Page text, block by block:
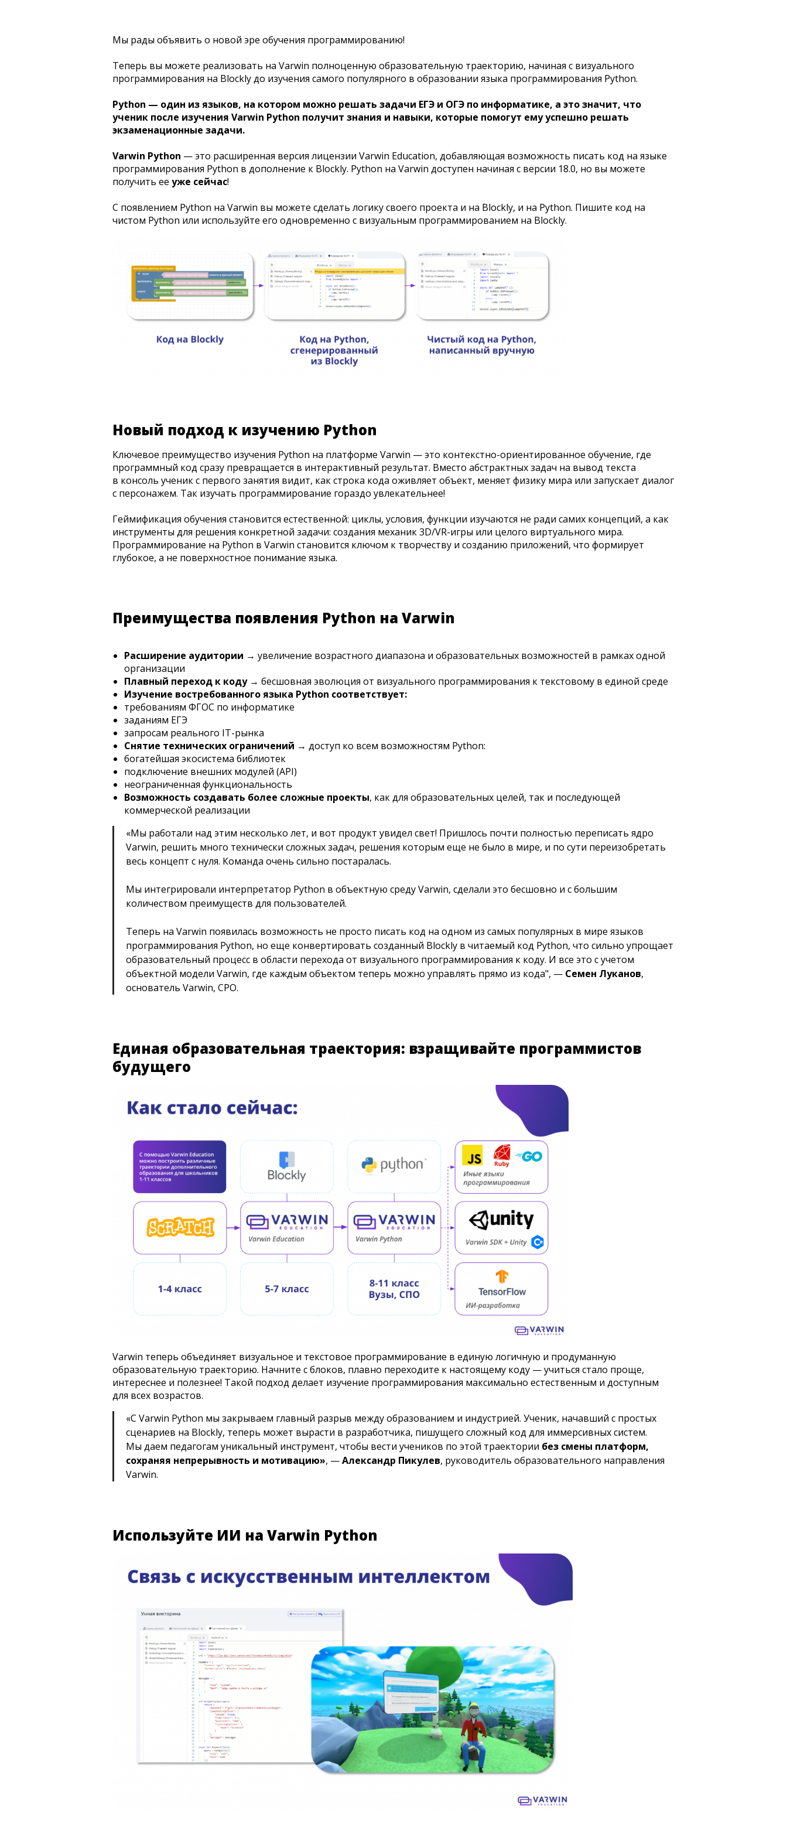
Мы рады объявить о новой эре обучения программированию!
Теперь вы можете реализовать на Varwin полноценную образовательную траекторию, начиная с визуального
программирования на Blockly до изучения самого популярного в образовании языка программирования Python.
Python — один из языков, на котором можно решать задачи ЕГЭ и ОГЭ по информатике, а это значит, что
ученик после изучения Varwin Python получит знания и навыки, которые помогут ему успешно решать
экзаменационные задачи.
Varwin Python — это расширенная версия лицензии Varwin Education, добавляющая возможность писать код на языке
программирования Python в дополнение к Blockly. Python на Varwin доступен начиная с версии 18.0, но вы можете
получить ее уже сейчас!
С появлением Python на Varwin вы можете сделать логику своего проекта и на Blockly, и на Python. Пишите код на
чистом Python или используйте его одновременно с визуальным программированием на Blockly.
Новый подход к изучению Python
Ключевое преимущество изучения Python на платформе Varwin — это контекстно-ориентированное обучение, где
программный код сразу превращается в интерактивный результат. Вместо абстрактных задач на вывод текста
в консоль ученик с первого занятия видит, как строка кода оживляет объект, меняет физику мира или запускает диалог
с персонажем. Так изучать программирование гораздо увлекательнее!
Геймификация обучения становится естественной: циклы, условия, функции изучаются не ради самих концепций, а как
инструменты для решения конкретной задачи: создания механик 3D/VR-игры или целого виртуального мира.
Программирование на Python в Varwin становится ключом к творчеству и созданию приложений, что формирует
глубокое, а не поверхностное понимание языка.
Преимущества появления Python на Varwin
Расширение аудитории → увеличение возрастного диапазона и образовательных возможностей в рамках одной
организации
Плавный переход к коду → бесшовная эволюция от визуального программирования к текстовому в единой среде
Изучение востребованного языка Python соответствует:
требованиям ФГОС по информатике
заданиям ЕГЭ
запросам реального IT-рынка
Снятие технических ограничений → доступ ко всем возможностям Python:
богатейшая экосистема библиотек
подключение внешних модулей (API)
неограниченная функциональность
Возможность создавать более сложные проекты, как для образовательных целей, так и последующей
коммерческой реализации
«Мы работали над этим несколько лет, и вот продукт увидел свет! Пришлось почти полностью переписать ядро
Varwin, решить много технически сложных задач, решения которым еще не было в мире, и по сути переизобретать
весь концепт с нуля. Команда очень сильно постаралась.
Мы интегрировали интерпретатор Python в объектную среду Varwin, сделали это бесшовно и с большим
количеством преимуществ для пользователей.
Теперь на Varwin появилась возможность не просто писать код на одном из самых популярных в мире языков
программирования Python, но еще конвертировать созданный Blockly в читаемый код Python, что сильно упрощает
образовательный процесс в области перехода от визуального программирования к коду. И все это с учетом
объектной модели Varwin, где каждым объектом теперь можно управлять прямо из кода", — Семен Луканов,
основатель Varwin, CPO.
Единая образовательная траектория: взращивайте программистов
будущего
Varwin теперь объединяет визуальное и текстовое программирование в единую логичную и продуманную
образовательную траекторию. Начните с блоков, плавно переходите к настоящему коду — учиться стало проще,
интереснее и полезнее! Такой подход делает изучение программирования максимально естественным и доступным
для всех возрастов.
«С Varwin Python мы закрываем главный разрыв между образованием и индустрией. Ученик, начавший с простых
сценариев на Blockly, теперь может вырасти в разработчика, пишущего сложный код для иммерсивных систем.
Мы даем педагогам уникальный инструмент, чтобы вести учеников по этой траектории без смены платформ,
сохраняя непрерывность и мотивацию», —Александр Пикулев, руководитель образовательного направления
Varwin.
Используйте ИИ на Varwin Python